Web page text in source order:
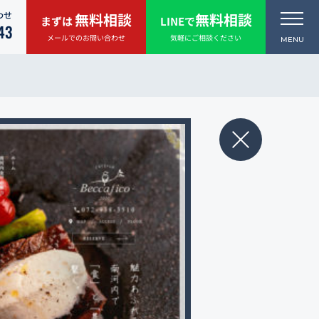
せ まずは無料相談
メールでのお問い合わせ
LINEで無料相談
気軽にご相談ください